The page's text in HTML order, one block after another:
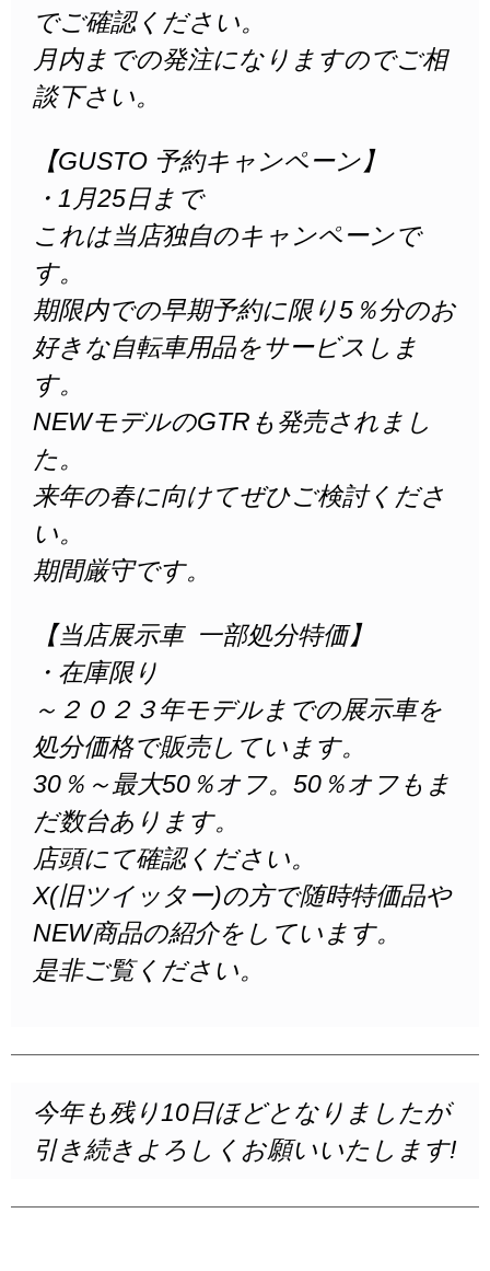
でご確認ください。
月内までの発注になりますのでご相
談下さい。
【GUSTO 予約キャンペーン】
・1月25日まで
これは当店独自のキャンペーンで
す。
期限内での早期予約に限り5％分のお
好きな自転車用品をサービスしま
す。
NEWモデルのGTRも発売されまし
た。
来年の春に向けてぜひご検討くださ
い。
期間厳守です。
【当店展示車 一部処分特価】
・在庫限り
～２０２３年モデルまでの展示車を
処分価格で販売しています。
30％～最大50％オフ。50％オフもま
だ数台あります。
店頭にて確認ください。
X(旧ツイッター)の方で随時特価品や
NEW商品の紹介をしています。
是非ご覧ください。
今年も残り10日ほどとなりましたが
引き続きよろしくお願いいたします!